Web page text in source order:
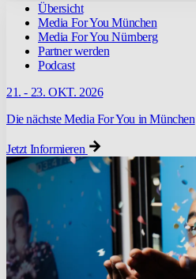
Übersicht
Media For You München
Media For You Nürnberg
Partner werden
Podcast
21. - 23. OKT. 2026
Die nächste Media For You in München
Jetzt Informieren